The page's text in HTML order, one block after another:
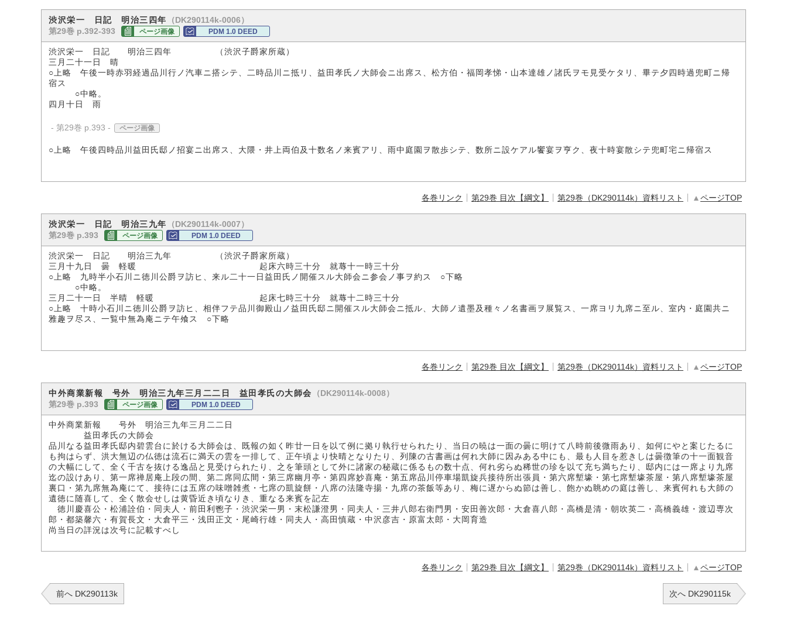
渋沢栄一 日記 明治三四年
（DK290114k-0006）
第29巻 p.392-393
ページ画像 PDM 1.0 DEED
渋沢栄一 日記 明治三四年 （渋沢子爵家所蔵）
三月二十一日 晴
○上略 午後一時赤羽経過品川行ノ汽車ニ搭シテ、二時品川ニ抵リ、益田孝氏ノ大師会ニ出席ス、松方伯・福岡孝悌・山本達雄ノ諸氏ヲモ見受ケタリ、畢テ夕四時過兜町ニ帰
宿ス
○中略。
四月十日 雨
- 第29巻 p.393 - ページ画像
○上略 午後四時品川益田氏邸ノ招宴ニ出席ス、大隈・井上両伯及十数名ノ来賓アリ、雨中庭園ヲ散歩シテ、数所ニ設ケアル饗宴ヲ亨ク、夜十時宴散シテ兜町宅ニ帰宿ス
各巻リンク 第29巻 目次【綱文】 第29巻（DK290114k）資料リスト ▲ページTOP
渋沢栄一 日記 明治三九年
（DK290114k-0007）
第29巻 p.393
ページ画像 PDM 1.0 DEED
渋沢栄一 日記 明治三九年 （渋沢子爵家所蔵）
三月十九日 曇 軽暖 起床六時三十分 就蓐十一時三十分
○上略 九時半小石川ニ徳川公爵ヲ訪ヒ、来ル二十一日益田氏ノ開催スル大師会ニ参会ノ事ヲ約ス ○下略
○中略。
三月二十一日 半晴 軽暖 起床七時三十分 就蓐十二時三十分
○上略 十時小石川ニ徳川公爵ヲ訪ヒ、相伴フテ品川御殿山ノ益田氏邸ニ開催スル大師会ニ抵ル、大師ノ遺墨及種々ノ名書画ヲ展覧ス、一席ヨリ九席ニ至ル、室内・庭園共ニ
雅趣ヲ尽ス、一覧中無為庵ニテ午飧ス ○下略
各巻リンク 第29巻 目次【綱文】 第29巻（DK290114k）資料リスト ▲ページTOP
中外商業新報 号外 明治三九年三月二二日 益田孝氏の大師会
（DK290114k-0008）
第29巻 p.393
ページ画像 PDM 1.0 DEED
中外商業新報 号外 明治三九年三月二二日
益田孝氏の大師会
品川なる益田孝氏邸内碧雲台に於ける大師会は、既報の如く昨廿一日を以て例に拠り執行せられたり、当日の暁は一面の曇に明けて八時前後微雨あり、如何にやと案じたるに
も拘はらず、洪大無辺の仏徳は流石に満天の雲を一排して、正午頃より快晴となりたり、列陳の古書画は何れ大師に因みある中にも、最も人目を惹きしは曇徴筆の十一面観音
の大幅にして、全く千古を抜ける逸品と見受けられたり、之を筆頭として外に諸家の秘蔵に係るもの数十点、何れ劣らぬ稀世の珍を以て充ち満ちたり、邸内には一席より九席
迄の設けあり、第一席禅居庵上段の間、第二席同広間・第三席幽月亭・第四席妙喜庵・第五席品川停車場凱旋兵接待所出張員・第六席塹壕・第七席塹壕茶屋・第八席塹壕茶屋
裏口・第九席無為庵にて、接待には五席の味噌雑煮・七席の凱旋餅・八席の法隆寺揚・九席の茶飯等あり、梅に遅からぬ節は善し、飽かぬ眺めの庭は善し、来賓何れも大師の
遺徳に随喜して、全く散会せしは黄昏近き頃なりき、重なる来賓を記左
徳川慶喜公・松浦詮伯・同夫人・前田利鬯子・渋沢栄一男・末松謙澄男・同夫人・三井八郎右衛門男・安田善次郎・大倉喜八郎・高橋是清・朝吹英二・高橋義雄・渡辺専次
郎・都築馨六・有賀長文・大倉平三・浅田正文・尾崎行雄・同夫人・高田慎蔵・中沢彦吉・原富太郎・大岡育造
尚当日の詳況は次号に記載すべし
各巻リンク 第29巻 目次【綱文】 第29巻（DK290114k）資料リスト ▲ページTOP
前へ DK290113k 次へ DK290115k